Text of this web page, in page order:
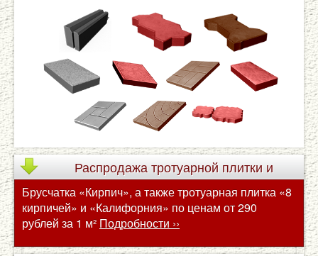
Распродажатротуарной плитки и
брусчатки по сниженным ценам
Брусчатка «Кирпич», а также тротуарная плитка «8
кирпичей» и «Калифорния» по ценам от 290
рублей за 1 м² Подробности ››